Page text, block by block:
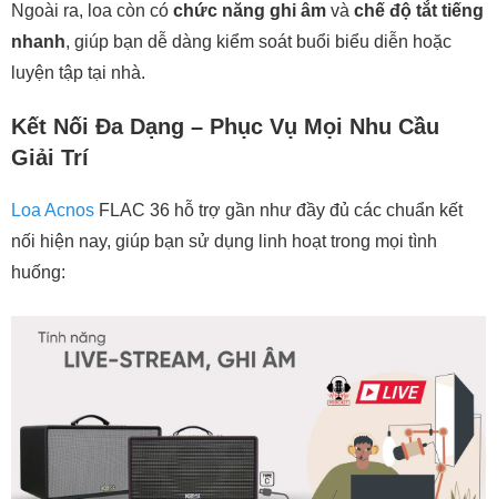
Ngoài ra, loa còn có chức năng ghi âm và chế độ tắt tiếng
nhanh, giúp bạn dễ dàng kiểm soát buổi biểu diễn hoặc
luyện tập tại nhà.
Kết Nối Đa Dạng – Phục Vụ Mọi Nhu Cầu
Giải Trí
Loa Acnos FLAC 36 hỗ trợ gần như đầy đủ các chuẩn kết
nối hiện nay, giúp bạn sử dụng linh hoạt trong mọi tình
huống: